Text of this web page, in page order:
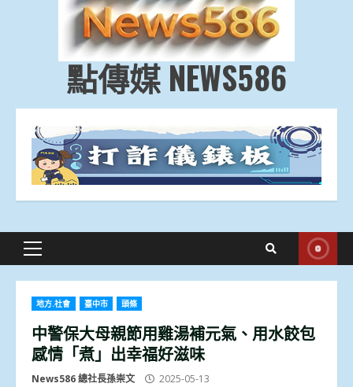
點傳媒 NEWS586
Primary
地方.社會 臺中市 頭條
中警保大母親節用雞湯補元氣、用水餃包
感情「煮」出幸福好滋味
News586 總社長孫崇文 2025-05-13